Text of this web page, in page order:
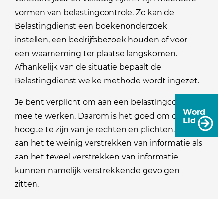
Word
Lid
vormen van belastingcontrole. Zo kan de
Belastingdienst een boekenonderzoek
instellen, een bedrijfsbezoek houden of voor
een waarneming ter plaatse langskomen.
Afhankelijk van de situatie bepaalt de
Belastingdienst welke methode wordt ingezet.
Je bent verplicht om aan een belastingcontrole
mee te werken. Daarom is het goed om op de
hoogte te zijn van je rechten en plichten. Zowel
aan het te weinig verstrekken van informatie als
aan het teveel verstrekken van informatie
kunnen namelijk verstrekkende gevolgen
zitten.